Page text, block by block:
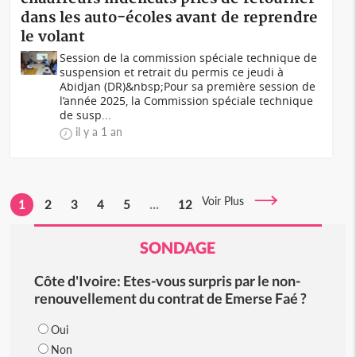
dans les auto-écoles avant de reprendre
le volant
Session de la commission spéciale technique de
suspension et retrait du permis ce jeudi à
Abidjan (DR)&nbsp;Pour sa première session de
l’année 2025, la Commission spéciale technique
de susp...
il y a 1 an
1 2 3 4 5 ... 12 Voir Plus
SONDAGE
Côte d'Ivoire: Etes-vous surpris par le non-
renouvellement du contrat de Emerse Faé ?
Oui
Non